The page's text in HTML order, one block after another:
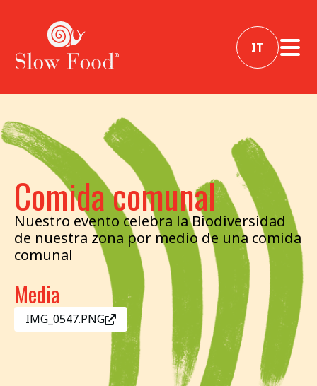
IT
Comida comunal
Nuestro evento celebra la Biodiversidad
de nuestra zona por medio de una comida
comunal
Media
IMG_0547.PNG